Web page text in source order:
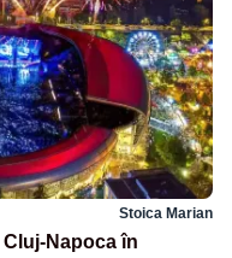
Stoica Marian
Napoca în